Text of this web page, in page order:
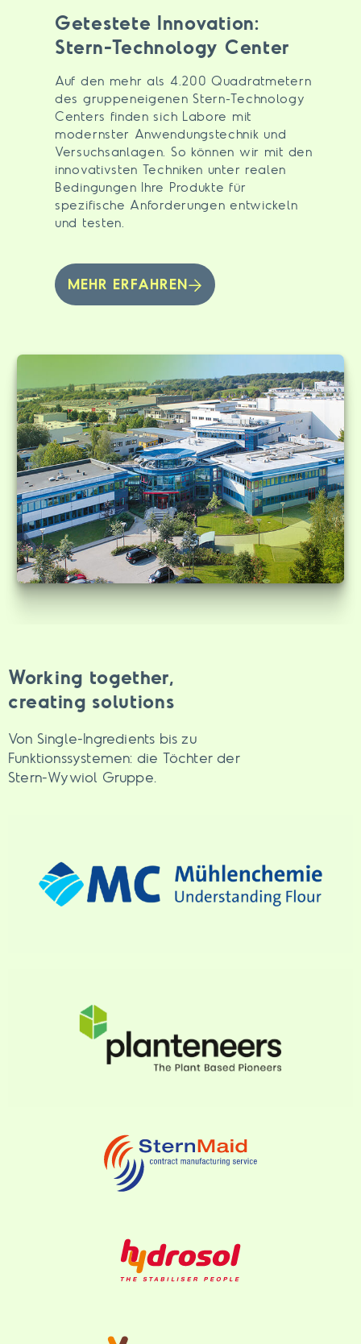
Getestete Innovation:
Stern-Technology Center
Auf den mehr als 4.200 Quadratmetern
des gruppeneigenen Stern-Technology
Centers finden sich Labore mit
modernster Anwendungstechnik und
Versuchsanlagen. So können wir mit den
innovativsten Techniken unter realen
Bedingungen Ihre Produkte für
spezifische Anforderungen entwickeln
und testen.
MEHR ERFAHREN
Working together,
creating solutions
Von Single-Ingredients bis zu
Funktionssystemen: die Töchter der
Stern-Wywiol Gruppe.